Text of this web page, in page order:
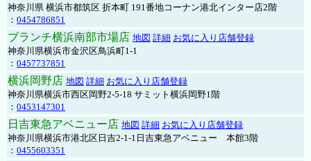
神奈川県 横浜市都筑区 折本町 191番地コーナン港北インター店2階
： 0454786851
ブランチ横浜南部市場店 地図 詳細 お気に入り店舗登録
神奈川県横浜市金沢区鳥浜町1-1
： 0457737851
横浜岡野店 地図 詳細 お気に入り店舗登録
神奈川県横浜市西区岡野2-5-18 サミット横浜岡野1階
： 0453147301
日吉東急アベニュー店 地図 詳細 お気に入り店舗登録
神奈川県横浜市港北区日吉2-1-1日吉東急アベニュー 本館3階
： 0455603351